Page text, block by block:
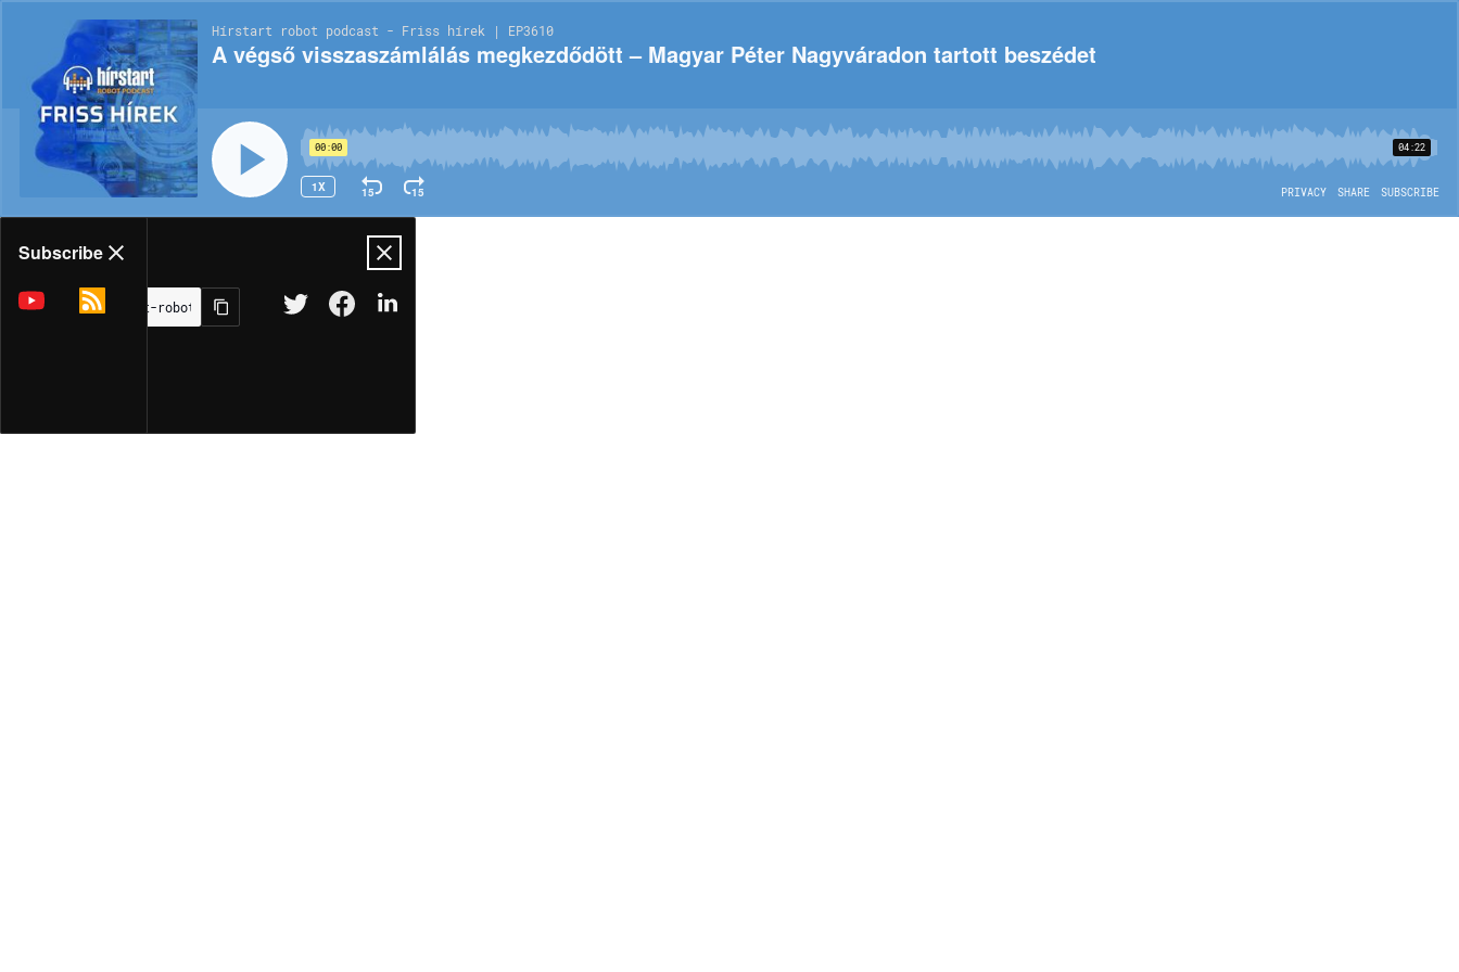
Hírstart robot podcast - Friss hírek | EP3610
A végső visszaszámlálás megkezdődött – Magyar Péter Nagyváradon tartott beszédet
00:00 04:22
1X 15 15 PRIVACY SHARE SUBSCRIBE
Share
Subscribe